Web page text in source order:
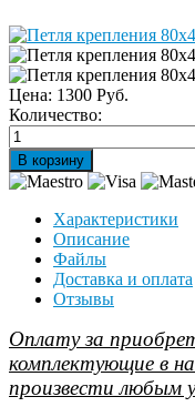
Цена: 1300 Руб.
Количество:
Характеристики
Описание
Файлы
Доставка и оплата
Отзывы
Оплату за
комплектующие в
произвести любым